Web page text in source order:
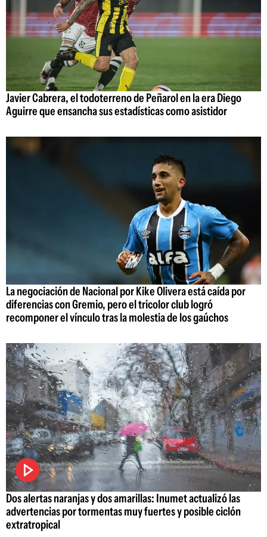
Javier Cabrera, el todoterreno de Peñarol en la era Diego
Aguirre que ensancha sus estadísticas como asistidor
La negociación de Nacional por Kike Olivera está caída por
diferencias con Gremio, pero el tricolor club logró
recomponer el vínculo tras la molestia de los gaúchos
Dos alertas naranjas y dos amarillas: Inumet actualizó las
advertencias por tormentas muy fuertes y posible ciclón
extratropical